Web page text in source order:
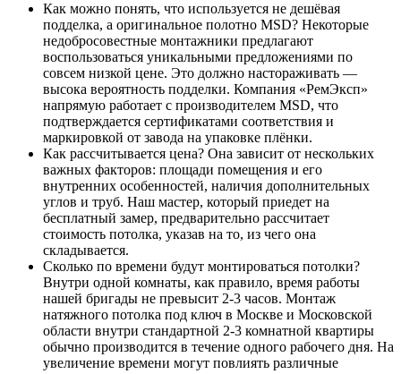
Как можно понять, что используется не дешёвая
подделка, а оригинальное полотно MSD? Некоторые
недобросовестные монтажники предлагают
воспользоваться уникальными предложениями по
совсем низкой цене. Это должно настораживать —
высока вероятность подделки. Компания «РемЭксп»
напрямую работает с производителем MSD, что
подтверждается сертификатами соответствия и
маркировкой от завода на упаковке плёнки.
Как рассчитывается цена? Она зависит от нескольких
важных факторов: площади помещения и его
внутренних особенностей, наличия дополнительных
углов и труб. Наш мастер, который приедет на
бесплатный замер, предварительно рассчитает
стоимость потолка, указав на то, из чего она
складывается.
Сколько по времени будут монтироваться потолки?
Внутри одной комнаты, как правило, время работы
нашей бригады не превысит 2-3 часов. Монтаж
натяжного потолка под ключ в Москве и Московской
области внутри стандартной 2-3 комнатной квартиры
обычно производится в течение одного рабочего дня. На
увеличение времени могут повлиять различные